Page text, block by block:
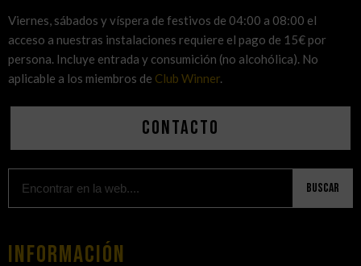
Viernes, sábados y víspera de festivos de 04:00 a 08:00 el
acceso a nuestras instalaciones requiere el pago de 15€ por
persona. Incluye entrada y consumición (no alcohólica). No
aplicable a los miembros de Club Winner.
Contacto
Buscar
Información